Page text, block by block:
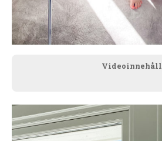
Videoinnehåll